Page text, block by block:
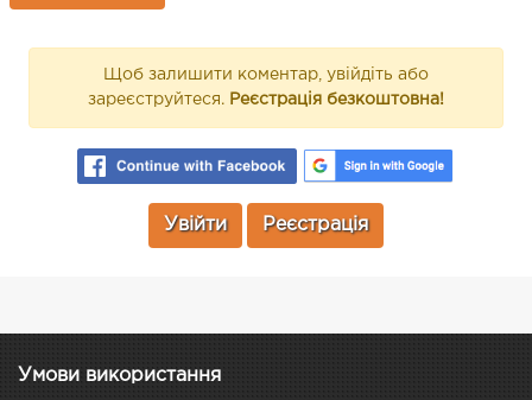
Щоб залишити коментар, увійдіть або
зареєструйтеся. Реєстрація безкоштовна!
Увійти Реєстрація
Умови використання